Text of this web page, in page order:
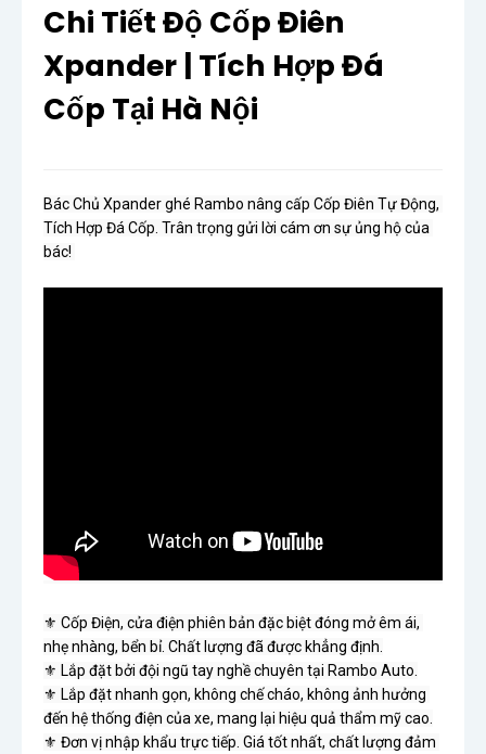
Chi Tiết Độ Cốp Điên
Xpander | Tích Hợp Đá
Cốp Tại Hà Nội
Bác Chủ Xpander ghé Rambo nâng cấp Cốp Điên Tự Động,
Tích Hợp Đá Cốp. Trân trọng gửi lời cám ơn sự ủng hộ của
bác!
⚜ Cốp Điện, cửa điện phiên bản đặc biệt đóng mở êm ái,
nhẹ nhàng, bển bỉ. Chất lượng đã được khẳng định.
⚜ Lắp đặt bởi đội ngũ tay nghề chuyên tại Rambo Auto.
⚜ Lắp đặt nhanh gọn, không chế cháo, không ảnh hưởng
đến hệ thống điện của xe, mang lại hiệu quả thẩm mỹ cao.
⚜ Đơn vị nhập khẩu trực tiếp. Giá tốt nhất, chất lượng đảm